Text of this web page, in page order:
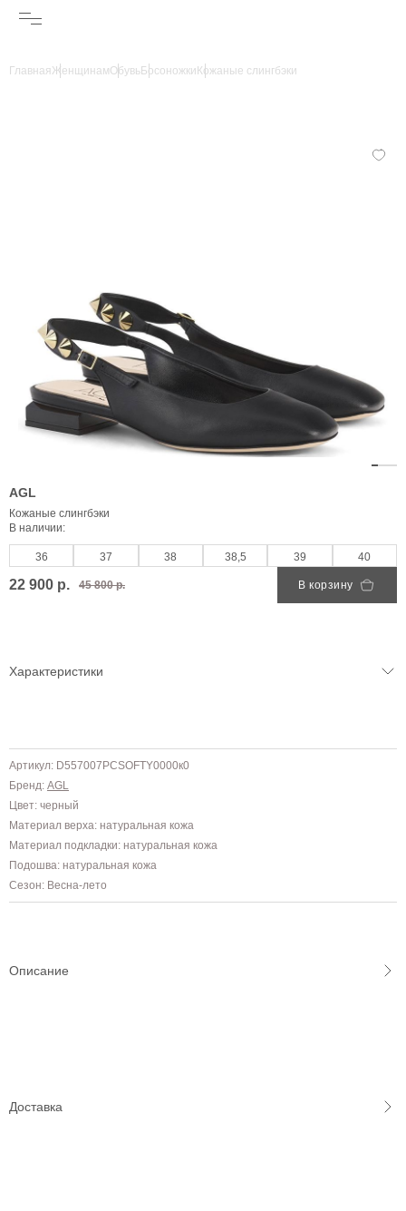
ГлавнаяЖенщинамОбувьБосоножки Кожаные слингбэки
AGL
Кожаные слингбэки
В наличии:
36 37 38 38,5 39 40
22 900 р. 45 800 р. В корзину
Характеристики
Артикул: D557007PCSOFTY0000к0
Бренд: AGL
Цвет: черный
Материал верха: натуральная кожа
Материал подкладки: натуральная кожа
Подошва: натуральная кожа
Сезон: Весна-лето
Описание
Доставка